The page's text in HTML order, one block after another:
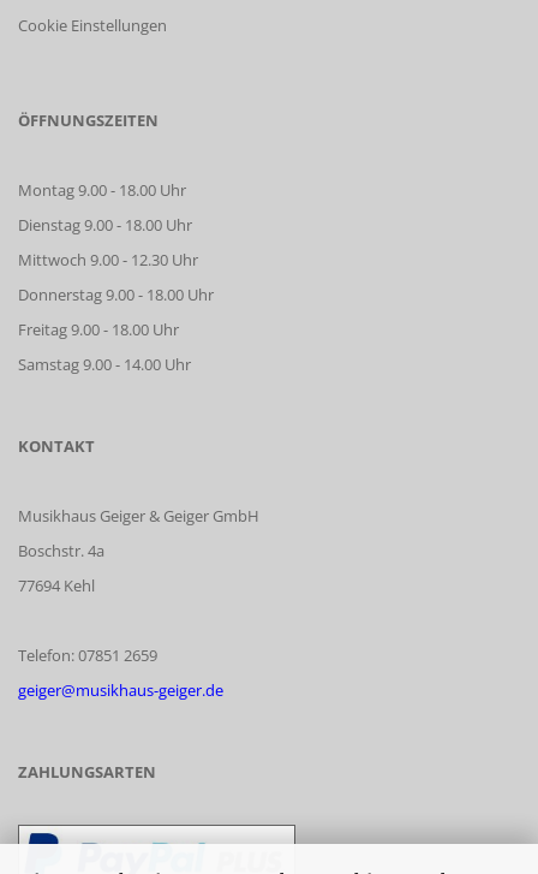
Cookie Einstellungen
ÖFFNUNGSZEITEN
Montag 9.00 - 18.00 Uhr
Dienstag 9.00 - 18.00 Uhr
Mittwoch 9.00 - 12.30 Uhr
Donnerstag 9.00 - 18.00 Uhr
Freitag 9.00 - 18.00 Uhr
Samstag 9.00 - 14.00 Uhr
KONTAKT
Musikhaus Geiger & Geiger GmbH
Boschstr. 4a
77694 Kehl
Telefon: 07851 2659
geiger@musikhaus-geiger.de
ZAHLUNGSARTEN